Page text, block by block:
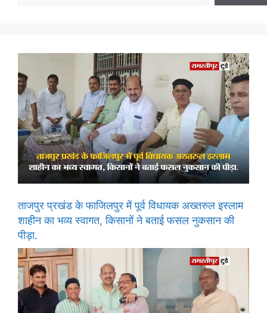
ताजपुर प्रखंड के फाजिलपुर में पूर्व विधायक अख्तरुल इस्लाम
शाहीन का भव्य स्वागत, किसानों ने बताई फसल नुकसान की
पीड़ा.